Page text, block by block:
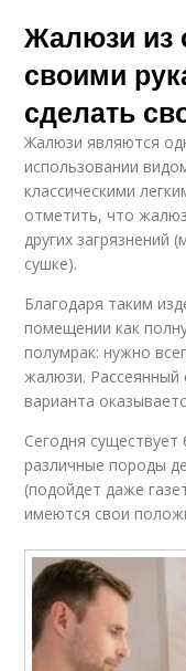
Жалюзи из
своими
сделать
Жалюзи являются
использовании
классическими
отметить, что
других загрязнений
сушке).
Благодаря таким
помещении как
полумрак: нужно
жалюзи.
варианта
Сегодня
различные породы
(подойдет даже
имеются свои